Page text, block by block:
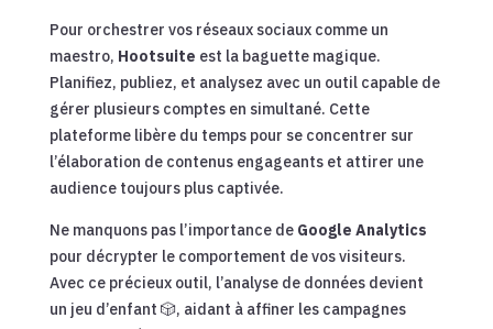
Pour orchestrer vos réseaux sociaux comme un
maestro, Hootsuite est la baguette magique.
Planifiez, publiez, et analysez avec un outil capable de
gérer plusieurs comptes en simultané. Cette
plateforme libère du temps pour se concentrer sur
l’élaboration de contenus engageants et attirer une
audience toujours plus captivée.
Ne manquons pas l’importance de Google Analytics
pour décrypter le comportement de vos visiteurs.
Avec ce précieux outil, l’analyse de données devient
un jeu d’enfant 🎲, aidant à affiner les campagnes